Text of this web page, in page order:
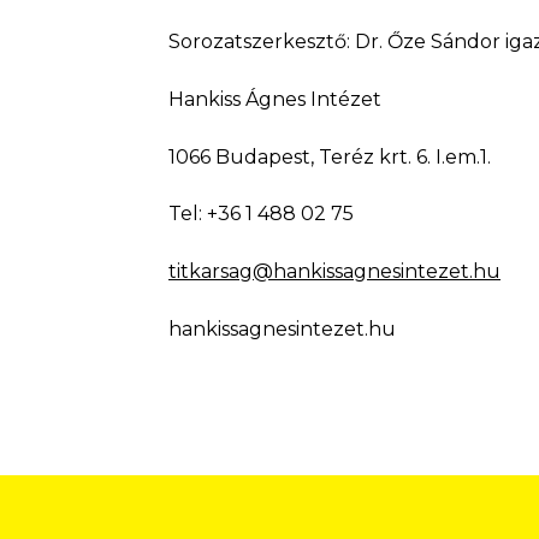
Sorozatszerkesztő: Dr. Őze Sándor
Hankiss Ágnes Intézet
1066 Budapest, Teréz krt. 6. I.em.1.
Tel: +36 1 488 02 75
titkarsag@hankissagnesintezet.hu
hankissagnesintezet.hu